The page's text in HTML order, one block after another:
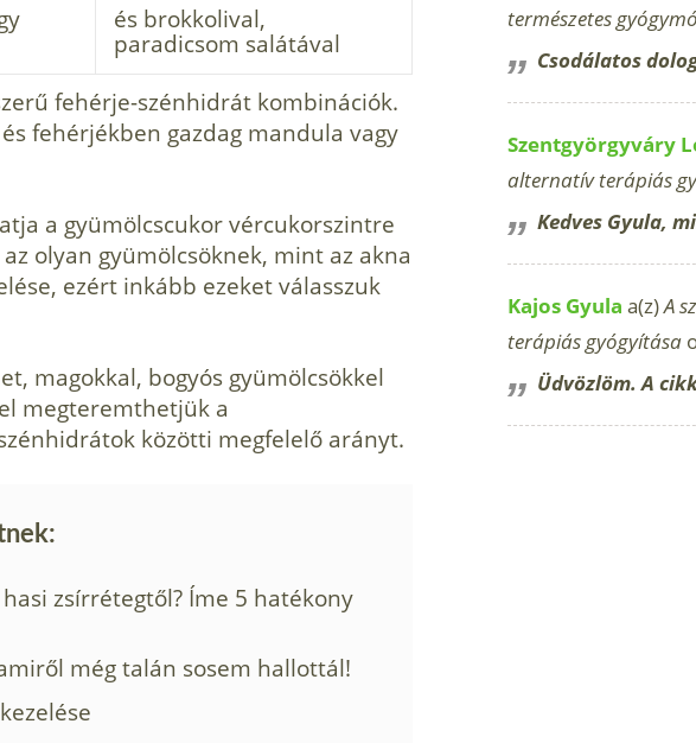
és brokkolival,
paradicsom salátával
fehérje-szénhidrát kombinációk.
fehérjékben gazdag mandula vagy
a gyümölcscukor vércukorszintre
olyan gyümölcsöknek, mint az akna
ezért inkább ezeket válasszuk
magokkal, bogyós gyümölcsökkel
megteremthetjük a
közötti megfelelő arányt.
zsírrétegtől? Íme 5 hatékony
még talán sosem hallottál!
természetes
Csodálatos
Szentgyörgyváry
alternatív terápiás
Kedves Gyula,
Kajos Gyula a(z)A
terápiás gyógyítása
Üdvözlöm. A